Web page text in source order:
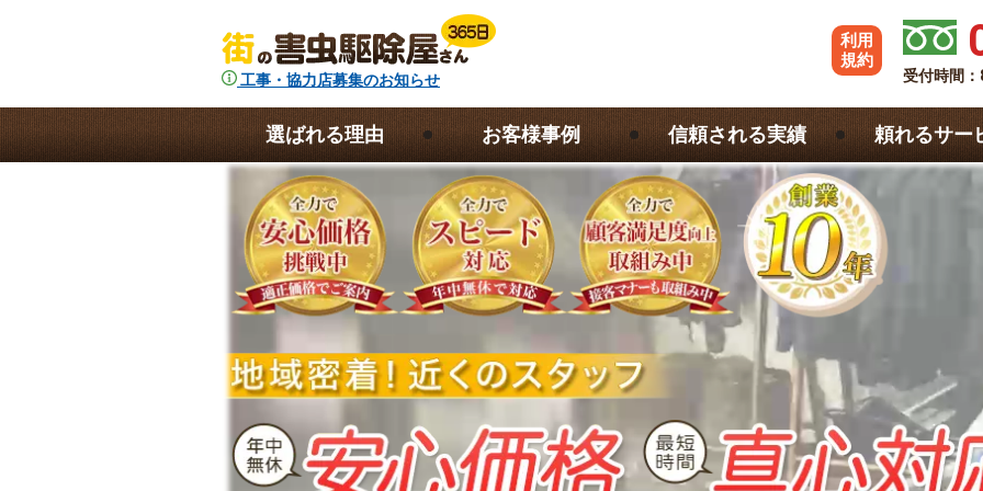
工事・協力店募集のお知らせ
利用
規約
受付時間
選ばれる理由 お客様事例 信頼される実績 頼れるサー